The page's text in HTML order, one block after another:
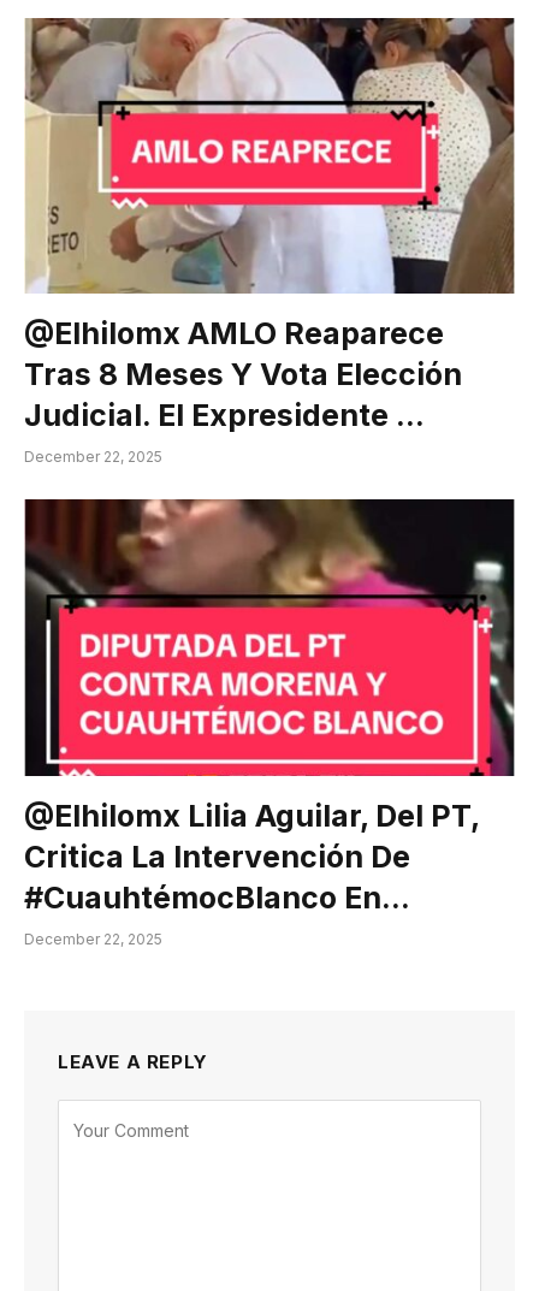
@elhilomx AMLO Reaparece
Tras 8 Meses Y Vota Elección
Judicial. El Expresidente …
December 22, 2025
@elhilomx Lilia Aguilar, Del PT,
Critica La Intervención De
#CuauhtémocBlanco En…
December 22, 2025
LEAVE A REPLY